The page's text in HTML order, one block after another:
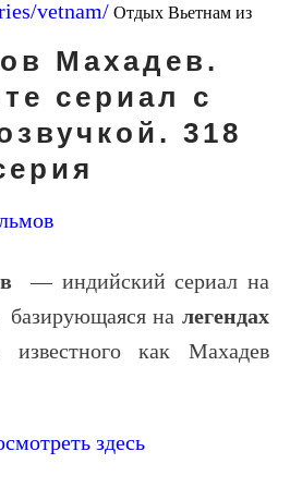
vetnam/ Отдых Вьетнам из
Махадев.
сериал с
318
— индийский сериал на
базирующаяся налегендах
как Махадев
здесь